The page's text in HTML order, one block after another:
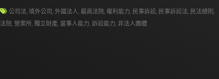
公司法,境外公司,外國法人,最高法院,權利能力, 民事訴訟, 民事訴訟法, 民法總則 ,
法院, 營業所,獨立財產, 當事人能力,訴訟能力, 非法人團體